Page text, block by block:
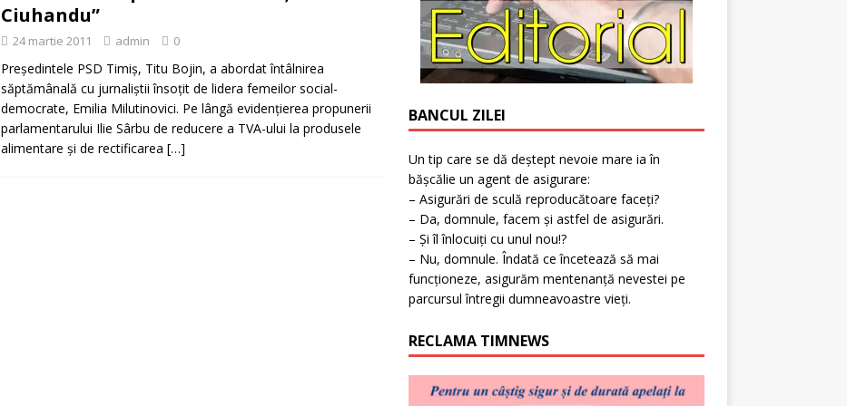
Invitaţie la expoziţie în Reşiţa!
Ciuhandu”
24 martie 2011 admin 0
Preşedintele PSD Timiş, Titu Bojin, a abordat întâlnirea
săptămânală cu jurnaliştii însoţit de lidera femeilor social-
democrate, Emilia Milutinovici. Pe lângă evidenţierea propunerii
parlamentarului Ilie Sârbu de reducere a TVA-ului la produsele
alimentare şi de rectificarea […]
BANCUL ZILEI
Un tip care se dă deștept nevoie mare ia în
bășcălie un agent de asigurare:
– Asigurări de sculă reproducătoare faceți?
– Da, domnule, facem și astfel de asigurări.
– Și îl înlocuiți cu unul nou!?
– Nu, domnule. Îndată ce încetează să mai
funcționeze, asigurăm mentenanță nevestei pe
parcursul întregii dumneavoastre vieți.
RECLAMA TIMNEWS